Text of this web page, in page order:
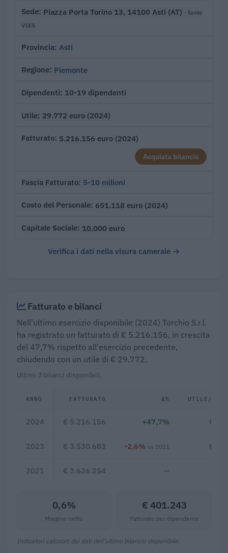
Sede Piazza Porta Torino 13, 14100 Asti (AT) · fonte
VIES
Provincia Asti
Regione Piemonte
Dipendenti 10-19 dipendenti
Utile 29.772 euro (2024)
Fatturato 5.216.156 euro (2024)
Acquista bilancio
Fascia Fatturato 5-10 milioni
Costo del Personale 651.118 euro (2024)
Capitale Sociale 10.000 euro
Verifica i dati nella visura camerale →
Fatturato e bilanci
Nell'ultimo esercizio disponibile (2024) Torchio S.r.l.
ha registrato un fatturato di € 5.216.156, in crescita
del 47,7% rispetto all'esercizio precedente,
chiudendo con un utile di € 29.772.
Ultimi 3 bilanci disponibili.
ANNO FATTURATO Δ% UTILE/
2024 € 5.216.156 +47,7% €
2023 € 3.530.683 -2,6% vs 2021 €
2021 € 3.626.254 —
0,6%
Margine netto
€ 401.243
Fatturato per dipendente
Indicatori calcolati dai dati dell'ultimo bilancio disponibile.